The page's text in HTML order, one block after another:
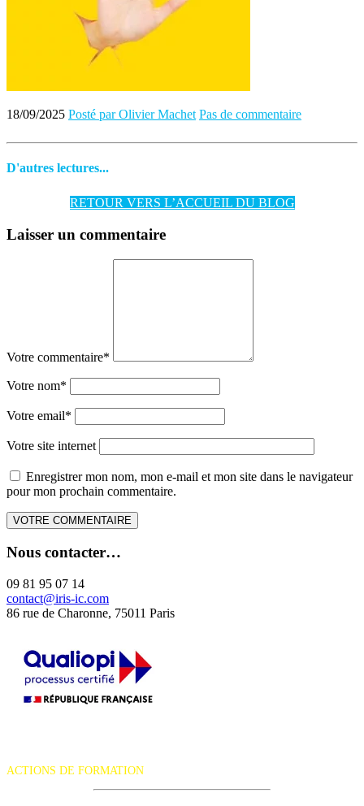
18/09/2025 Posté par Olivier Machet Pas de commentaire
D'autres lectures...
RETOUR VERS L’ACCUEIL DU BLOG
Laisser un commentaire
Votre commentaire*
Votre nom*
Votre email*
Votre site internet
Enregistrer mon nom, mon e-mail et mon site dans le navigateur
pour mon prochain commentaire.
Nous contacter…
09 81 95 07 14
contact@iris-ic.com
86 rue de Charonne, 75011 Paris
ACTIONS DE FORMATION